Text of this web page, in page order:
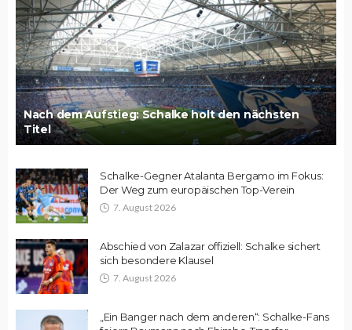
Nach dem Aufstieg: Schalke holt den nächsten
Titel
Schalke-Gegner Atalanta Bergamo im Fokus:
Der Weg zum europäischen Top-Verein
7. August 2026
Abschied von Zalazar offiziell: Schalke sichert
sich besondere Klausel
7. August 2026
„Ein Banger nach dem anderen“: Schalke-Fans